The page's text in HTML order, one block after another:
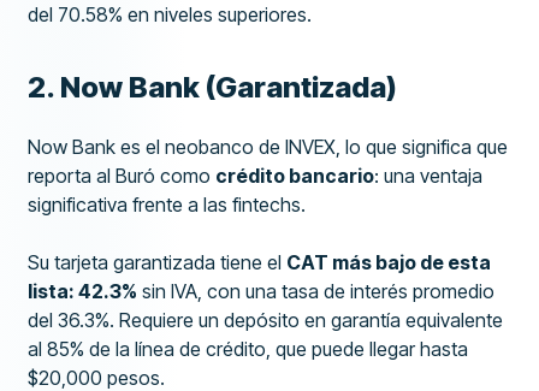
del 70.58% en niveles superiores.
2. Now Bank (Garantizada)
Now Bank es el neobanco de INVEX, lo que significa que
reporta al Buró como crédito bancario: una ventaja
significativa frente a las fintechs.
Su tarjeta garantizada tiene el CAT más bajo de esta
lista: 42.3% sin IVA, con una tasa de interés promedio
del 36.3%. Requiere un depósito en garantía equivalente
al 85% de la línea de crédito, que puede llegar hasta
$20,000 pesos.